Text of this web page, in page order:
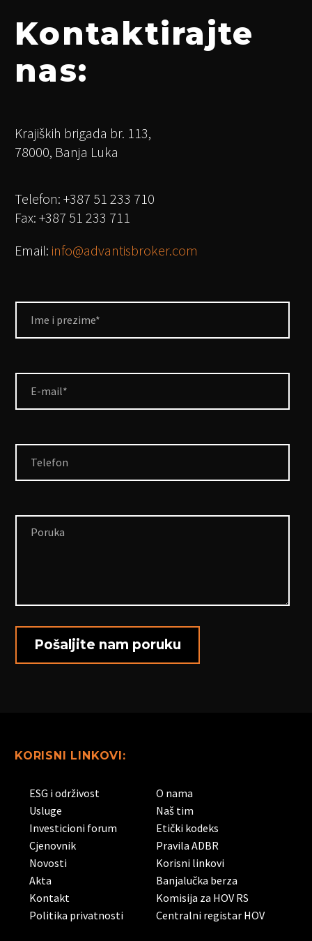
Kontaktirajte
nas:
Krajiških brigada br. 113,
78000, Banja Luka
Telefon: +387 51 233 710
Fax: +387 51 233 711
Email: info@advantisbroker.com
KORISNI LINKOVI:
ESG i održivost
Usluge
Investicioni forum
Cjenovnik
O nama
Naš tim
Etički kodeks
Pravila ADBR
Novosti
Akta
Kontakt
Politika privatnosti
Korisni linkovi
Banjalučka berza
Komisija za HOV RS
Centralni registar HOV